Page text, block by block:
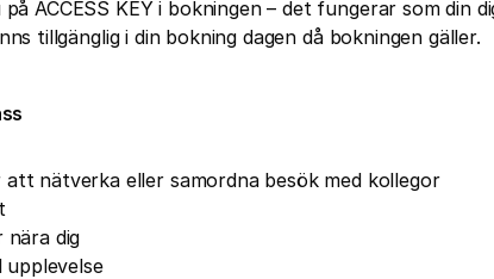
ACCESS KEY i bokningen – det fungerar som din
tillgänglig i din bokning dagen då bokningen gäller.
nätverka eller samordna besök med kollegor
dig